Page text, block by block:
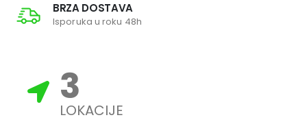
BRZA DOSTAVA
Isporuka u roku 48h
3
LOKACIJE